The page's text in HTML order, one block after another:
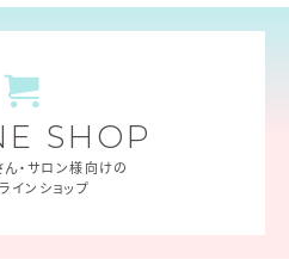
SHOP
・サロン様向けの
インショップ